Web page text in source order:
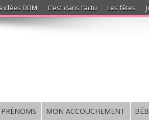
idées DDM C’est dans l’actu Les fêtes
MON ACCOUCHEMENT